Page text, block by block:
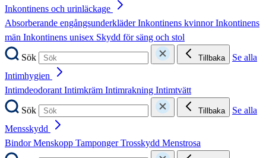
Inkontinens och urinläckage
Absorberande engångsunderkläderInkontinens kvinnorInkontinens
män Inkontinens unisex Skydd för säng och stol
Sök
Tillbaka
Se alla
Intimhygien
IntimdeodorantIntimkräm Intimrakning Intimtvätt
Sök
Tillbaka
Se alla
Mensskydd
BindorMenskopp TampongerTrosskydd Menstrosa